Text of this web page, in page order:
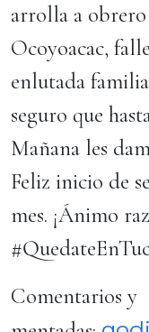
arrolla a
Ocoyoacac,
enlutada
seguro que
Mañana les
Feliz inicio de
mes. ¡Ánimo
Comentarios y